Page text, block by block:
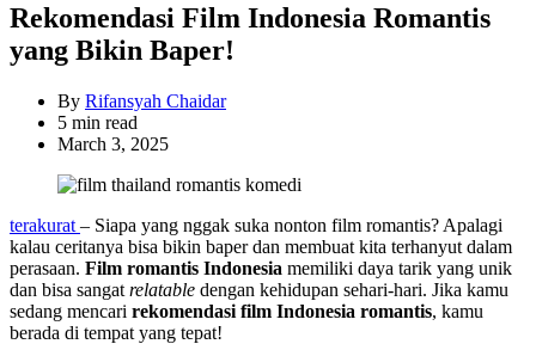
Rekomendasi Film Indonesia Romantis
yang Bikin Baper!
By Rifansyah Chaidar
Estimated
read
5 min read
March 3, 2025
terakurat – Siapa yang nggak suka nonton film romantis? Apalagi
kalau ceritanya bisa bikin baper dan membuat kita terhanyut dalam
perasaan. Film romantis Indonesia memiliki daya tarik yang unik
dan bisa sangat relatable dengan kehidupan sehari-hari. Jika kamu
sedang mencari rekomendasi film Indonesia romantis, kamu
berada di tempat yang tepat!